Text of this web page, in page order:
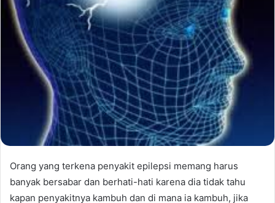
Orang yang terkena penyakit epilepsi memang harus
banyak bersabar dan berhati-hati karena dia tidak tahu
kapan penyakitnya kambuh dan di mana ia kambuh, jika